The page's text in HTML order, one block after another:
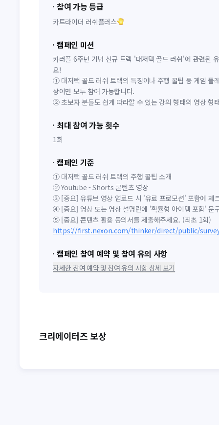
참여 가능 등급
카트라이더 러쉬플러스
캠페인 미션
카러플 6주년 기념 신규 트랙 '대저택 골드 러쉬'에 관련된
요!
① 대저택 골드 러쉬 트랙의 특징이나 주행 꿀팁 등 게임 플
상이면 모두 참여 가능합니다.
② 초보자 분들도 쉽게 따라할 수 있는 강의 형태의 영상 형
최대 참여 가능 횟수
1회
캠페인 기준
① 대저택 골드 러쉬 트랙의 주행 꿀팁 소개
② Youtube - Shorts 콘텐츠 영상
③ [중요] 유튜브 영상 업로드 시 '유료 프로모션' 포함에 체
④ [중요] 영상 또는 영상 설명란에 '확률형 아이템 포함' 문
https://first.nexon.com/thinker/direct/public/
캠페인 참여 예약 및 참여 유의 사항
자세한 참여 예약 및 참여 유의 사항 상세 보기
크리에이터즈 보상